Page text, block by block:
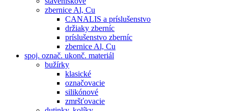
zbernice Al, Cu
CANALIS a príslušenstvo
držiaky zberníc
príslušenstvo zberníc
zbernice Al, Cu
spoj. označ. ukonč. materiál
bužírky
klasické
označovacie
silikónové
zmršťovacie